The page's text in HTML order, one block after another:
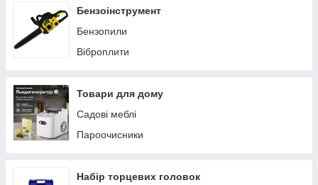
Бензоінструмент
Бензопили
Віброплити
Товари для дому
Садові меблі
Пароочисники
Набір торцевих головок